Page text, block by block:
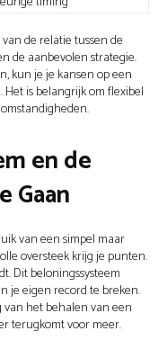
de relatie tussen de
de aanbevolen strategie.
kun je je kansen op een
is belangrijk om flexibel
en de
Gaan
van een simpel maar
oversteek krijg je punten.
Dit beloningssysteem
je eigen record te breken.
het behalen van een
terugkomt voor meer.